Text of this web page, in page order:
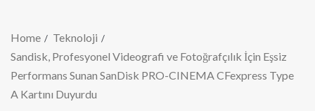
Home
Teknoloji
Sandisk, Profesyonel Videografi ve Fotoğrafçılık İçin Eşsiz
Performans Sunan SanDisk PRO-CINEMA CFexpress Type
A Kartını Duyurdu